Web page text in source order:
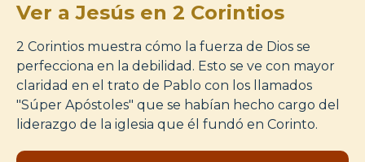
Ver a Jesús en 2 Corintios
2 Corintios muestra cómo la fuerza de Dios se
perfecciona en la debilidad. Esto se ve con mayor
claridad en el trato de Pablo con los llamados
"Súper Apóstoles" que se habían hecho cargo del
liderazgo de la iglesia que él fundó en Corinto.